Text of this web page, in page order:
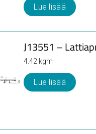
Lue lisää
J13551 –
4.42 kgm
Lue lisää